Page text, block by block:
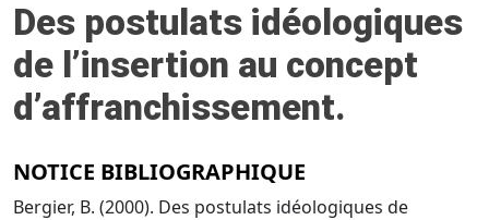
Des postulats idéologiques
de l’insertion au concept
d’affranchissement.
NOTICE BIBLIOGRAPHIQUE
Bergier, B. (2000). Des postulats idéologiques de